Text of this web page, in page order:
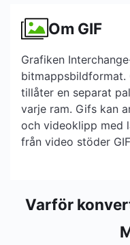
Om GIF
Grafiken
bitmappsbildformat.
tillåter en separat
varje ram. Gifs kan
och videoklipp med
från video stöder
Varför